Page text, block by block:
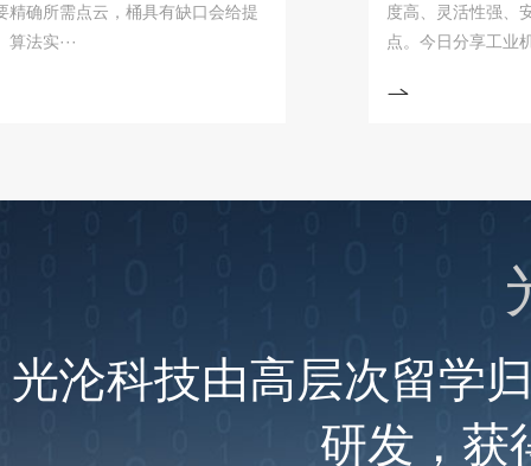
需点云，桶具有缺口会给提
度高、灵活性强、安全
点。今日分享工业机器···
光沦科技由高层次留学
研发，获